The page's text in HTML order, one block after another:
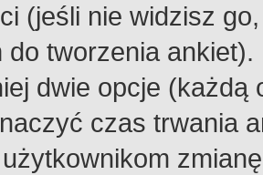
(jeśli nie widzisz
do tworzenia
dwie opcje
czas trwania